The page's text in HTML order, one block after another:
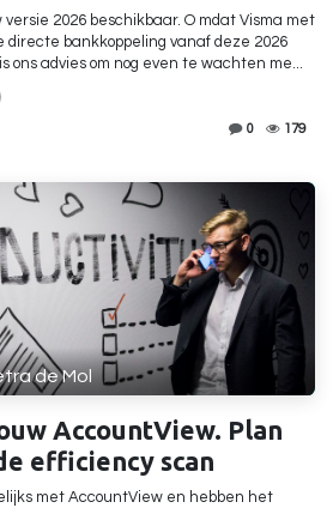
2026 beschikbaar. O mdat Visma met
directe bankkoppeling vanaf deze 2026
ons advies om nog even te wachten me...
0 179
de Mol
AccountView. Plan
efficiency scan
met AccountView en hebben het